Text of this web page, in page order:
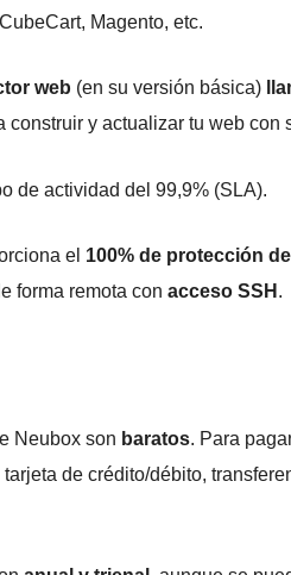
Magento, etc.
web (en su versión básica)
y actualizar tu web con
de actividad del 99,9% (SLA).
el 100% de protección
forma remota con acceso SSH .
Neubox son baratos. Para
de crédito/débito,